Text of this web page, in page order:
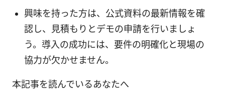
興味を持った方は、公式資料の最新情報を確
認し、見積もりとデモの申請を行いましょ
う。導入の成功には、要件の明確化と現場の
協力が欠かせません。
本記事を読んでいるあなたへ